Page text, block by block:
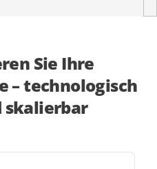
Sie Ihre
– technologisch
skalierbar